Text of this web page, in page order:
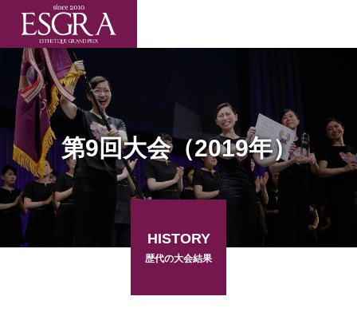
第9回大会（2019年）
HISTORY
歴代の大会結果